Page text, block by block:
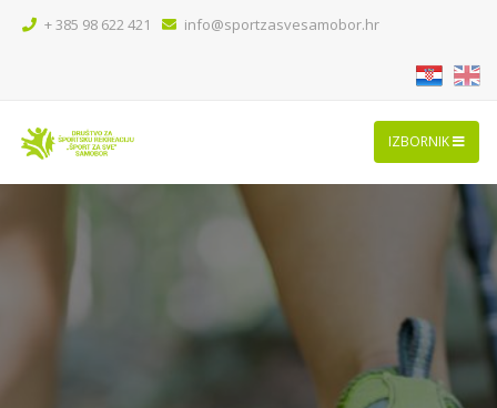
+ 385 98 622 421 info@sportzasvesamobor.hr
IZBORNIK
aktivnost za cijelo tijelo. Razvijte snagu